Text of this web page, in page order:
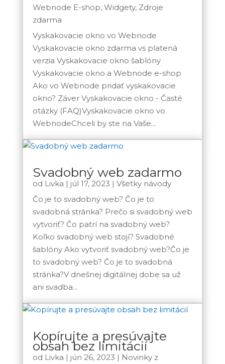
Webnode E-shop, Widgety, Zdroje
zdarma
Vyskakovacie okno vo Webnode
Vyskakovacie okno zdarma vs platená
verzia Vyskakovacie okno šablóny
Vyskakovacie okno a Webnode e-shop
Ako vo Webnode pridať vyskakovacie
okno? Záver Vyskakovacie okno - Časté
otázky (FAQ)Vyskakovacie okno vo
WebnodeChceli by ste na Vaše...
Svadobný web zadarmo
od Livka | júl 17, 2023 | Všetky návody
Čo je to svadobný web? Čo je to
svadobná stránka? Prečo si svadobný web
vytvoriť? Čo patrí na svadobný web?
Koľko svadobný web stojí? Svadobné
šablóny Ako vytvoriť svadobný web?Čo je
to svadobný web? Čo je to svadobná
stránka?V dnešnej digitálnej dobe sa už
ani svadba...
Kopírujte a presúvajte
obsah bez limitácií
od Livka | jún 26, 2023 | Novinky z